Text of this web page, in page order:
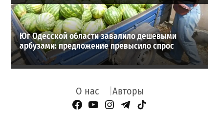
Юг Одесской области завалило дешевыми
арбузами: предложение превысило спрос
О нас Авторы
Facebook Page
YouTube
Instagram
Telegram
TikTok